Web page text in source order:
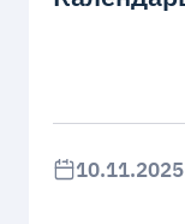
10.11.2025